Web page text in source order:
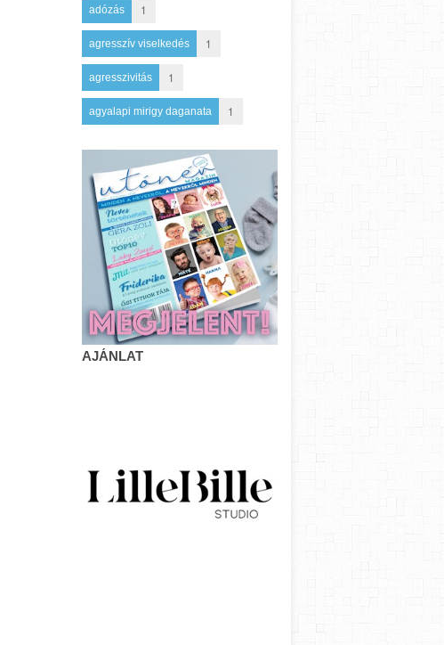
adózás 1
agresszív viselkedés 1
agresszivitás 1
agyalapi mirigy daganata 1
AJÁNLAT